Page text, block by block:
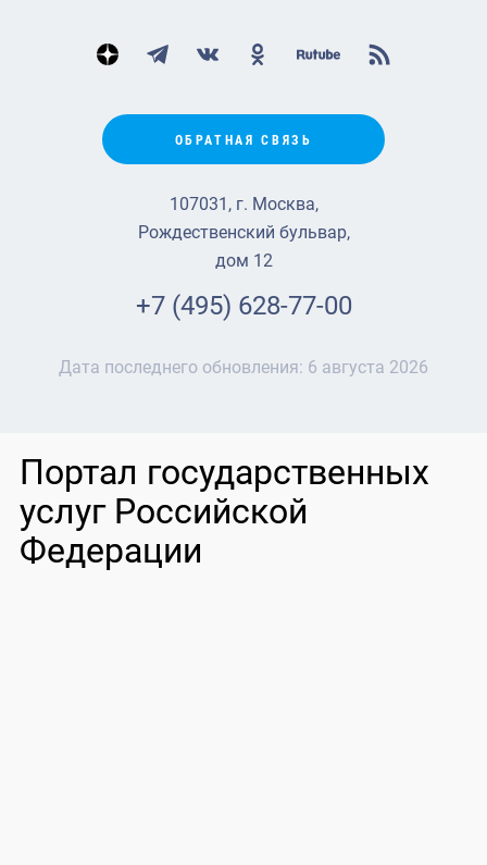
ОБРАТНАЯ СВЯЗЬ
107031, г. Москва,
Рождественский бульвар,
дом 12
+7 (495) 628-77-00
Дата последнего обновления: 6 августа 2026
Портал государственных
услуг Российской
Федерации